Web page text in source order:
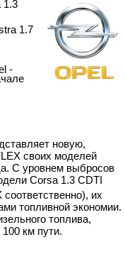
1.3
1.7
-
новую,
своих моделей
С уровнем выбросов
Corsa 1.3 CDTI
соответственно), их
топливной экономии.
топлива,
км пути.